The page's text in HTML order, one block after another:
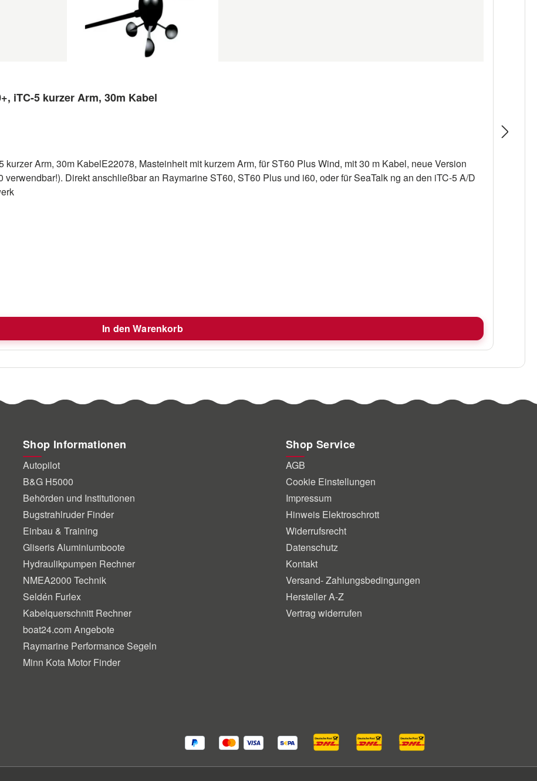
iTC-5 kurzer Arm, 30m Kabel
Arm, 30m KabelE22078, Masteinheit mit kurzem Arm, für ST60 Plus Wind, mit 30 m Kabel, neue Version
Direkt anschließbar an Raymarine ST60, ST60 Plus und i60, oder für SeaTalk ng an den iTC-5 A/D
In den Warenkorb
Shop Informationen
Autopilot
B&G H5000
Behörden und Institutionen
Bugstrahlruder Finder
Einbau & Training
Gliseris Aluminiumboote
Hydraulikpumpen Rechner
NMEA2000 Technik
Seldén Furlex
Kabelquerschnitt Rechner
boat24.com Angebote
Raymarine Performance Segeln
Minn Kota Motor Finder
Shop Service
AGB
Cookie Einstellungen
Impressum
Hinweis Elektroschrott
Widerrufsrecht
Datenschutz
Kontakt
Versand- Zahlungsbedingungen
Hersteller A-Z
Vertrag widerrufen